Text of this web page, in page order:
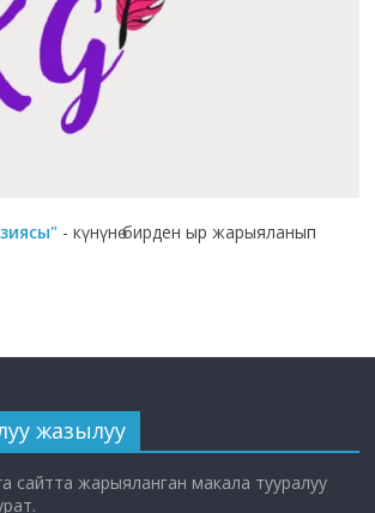
- күнүнө бирден ыр жарыяланып
жазылуу
сайтта жарыяланган макала тууралуу